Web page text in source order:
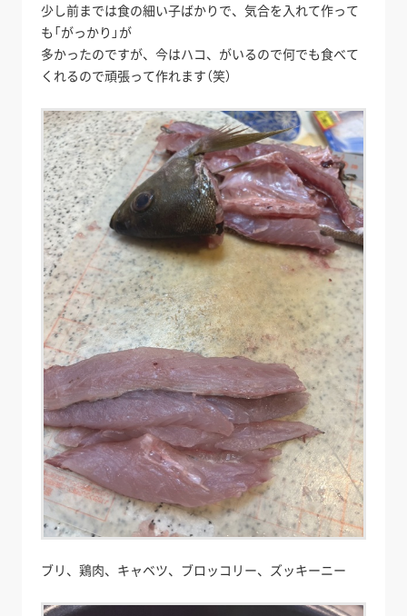
少し前までは食の細い子ばかりで、気合を入れて作って
も「がっかり」が
多かったのですが、今はハコ、がいるので何でも食べて
くれるので頑張って作れます（笑）
ブリ、鶏肉、キャベツ、ブロッコリー、ズッキーニー